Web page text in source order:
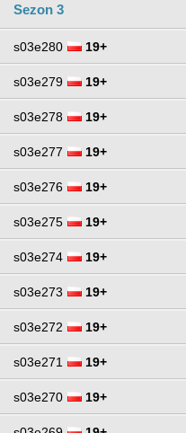
Sezon 3
s03e280 19+
s03e279 19+
s03e278 19+
s03e277 19+
s03e276 19+
s03e275 19+
s03e274 19+
s03e273 19+
s03e272 19+
s03e271 19+
s03e270 19+